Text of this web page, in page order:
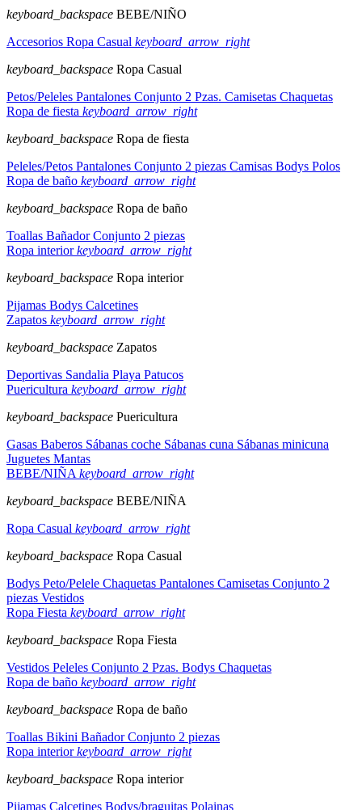
keyboard_backspace BEBE/NIÑO
Accesorios Ropa Casual keyboard_arrow_right
keyboard_backspace Ropa Casual
Petos/Peleles Pantalones Conjunto 2 Pzas. Camisetas Chaquetas
Ropa de fiesta keyboard_arrow_right
keyboard_backspace Ropa de fiesta
Peleles/Petos Pantalones Conjunto 2 piezas Camisas Bodys Polos
Ropa de baño keyboard_arrow_right
keyboard_backspace Ropa de baño
Toallas BañadorConjunto 2 piezas
Ropa interiorkeyboard_arrow_right
keyboard_backspace Ropa interior
Pijamas Bodys Calcetines
Zapatos keyboard_arrow_right
keyboard_backspace Zapatos
Deportivas Sandalia Playa Patucos
Puericultura keyboard_arrow_right
keyboard_backspace Puericultura
Gasas Baberos Sábanas coche Sábanas cuna Sábanas minicuna
Juguetes Mantas
BEBE/NIÑA keyboard_arrow_right
keyboard_backspace BEBE/NIÑA
Ropa Casual keyboard_arrow_right
keyboard_backspace Ropa Casual
Bodys Peto/Pelele Chaquetas Pantalones Camisetas Conjunto 2
piezas Vestidos
Ropa Fiesta keyboard_arrow_right
keyboard_backspace Ropa Fiesta
Vestidos Peleles Conjunto 2 Pzas. Bodys Chaquetas
Ropa de baño keyboard_arrow_right
keyboard_backspace Ropa de baño
Toallas Bikini BañadorConjunto 2 piezas
Ropa interiorkeyboard_arrow_right
keyboard_backspace Ropa interior
Pijamas Calcetines Bodys/braguitas Polainas